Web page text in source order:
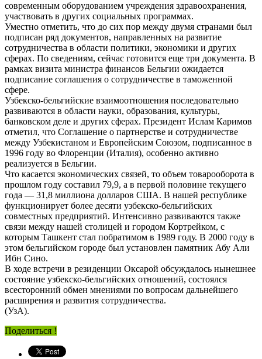
современным оборудованием учреждения здравоохранения,
участвовать в других социальных программах.
Уместно отметить, что до сих пор между двумя странами был
подписан ряд документов, направленных на развитие
сотрудничества в области политики, экономики и других
сферах. По сведениям, сейчас готовится еще три документа. В
рамках визита министра финансов Бельгии ожидается
подписание соглашения о сотрудничестве в таможенной
сфере.
Узбекско-бельгийские взаимоотношения последовательно
развиваются в области науки, образования, культуры,
банковском деле и других сферах. Президент Ислам Каримов
отметил, что Соглашение о партнерстве и сотрудничестве
между Узбекистаном и Европейским Союзом, подписанное в
1996 году во Флоренции (Италия), особенно активно
реализуется в Бельгии.
Что касается экономических связей, то объем товарооборота в
прошлом году составил 79,9, а в первой половине текущего
года — 31,8 миллиона долларов США. В нашей республике
функционирует более десяти узбекско-бельгийских
совместных предприятий. Интенсивно развиваются также
связи между нашей столицей и городом Кортрейком, с
которым Ташкент стал побратимом в 1989 году. В 2000 году в
этом бельгийском городе был установлен памятник Абу Али
Ибн Сино.
В ходе встречи в резиденции Оксарой обсуждалось нынешнее
состояние узбекско-бельгийских отношений, состоялся
всесторонний обмен мнениями по вопросам дальнейшего
расширения и развития сотрудничества.
(УзА).
Поделиться !